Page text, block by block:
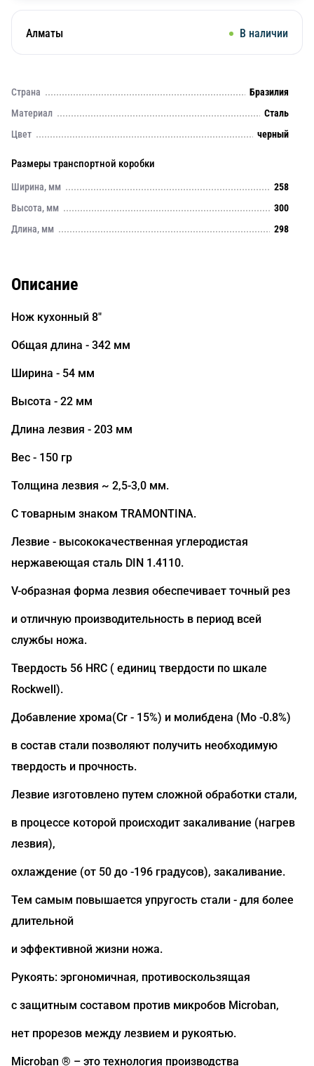
Алматы В наличии
Страна
Бразилия
Материал
Сталь
Цвет
черный
Размеры транспортной коробки
Ширина, мм
258
Высота, мм
300
Длина, мм
298
Описание
Нож кухонный 8"
Общая длина - 342 мм
Ширина - 54 мм
Высота - 22 мм
Длина лезвия - 203 мм
Вес - 150 гр
Толщина лезвия ~ 2,5-3,0 мм.
С товарным знаком TRAMONTINA.
Лезвие - высококачественная углеродистая
нержавеющая сталь DIN 1.4110.
V-образная форма лезвия обеспечивает точный рез
и отличную производительность в период всей
службы ножа.
Твердость 56 HRC ( единиц твердости по шкале
Rockwell).
Добавление хрома(Сr - 15%) и молибдена (Mo -0.8%)
в состав стали позволяют получить необходимую
твердость и прочность.
Лезвие изготовлено путем сложной обработки стали,
в процессе которой происходит закаливание (нагрев
лезвия),
охлаждение (от 50 до -196 градусов), закаливание.
Тем самым повышается упругость стали - для более
длительной
и эффективной жизни ножа.
Рукоять: эргономичная, противоскользящая
с защитным составом против микробов Microban,
нет прорезов между лезвием и рукоятью.
Microban ® – это технология производства